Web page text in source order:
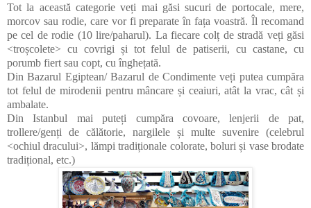
Tot la această categorie veți mai găsi sucuri de portocale, mere,
morcov sau rodie, care vor fi preparate în fața voastră. Îl recomand
pe cel de rodie (10 lire/paharul). La fiecare colț de stradă veți găsi
<troșcolete> cu covrigi și tot felul de patiserii, cu castane, cu
porumb fiert sau copt, cu înghețată.
Din Bazarul Egiptean/ Bazarul de Condimente veți putea cumpăra
tot felul de mirodenii pentru mâncare și ceaiuri, atât la vrac, cât și
ambalate.
Din Istanbul mai puteți cumpăra covoare, lenjerii de pat,
trollere/genți de călătorie, nargilele și multe suvenire (celebrul
<ochiul dracului>, lămpi tradiționale colorate, boluri și vase brodate
tradițional, etc.)